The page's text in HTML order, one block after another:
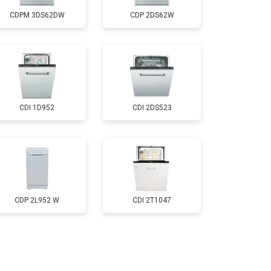
850 ₽ Заказать
2200 ₽ Заказать
2000 ₽ Заказать
1600 ₽ Заказать
1200 ₽
CDPM 3DS62DW CDP 2DS62W
CDI 1D952 CDI 2DS523
CDP 2L952 W CDI 2T1047